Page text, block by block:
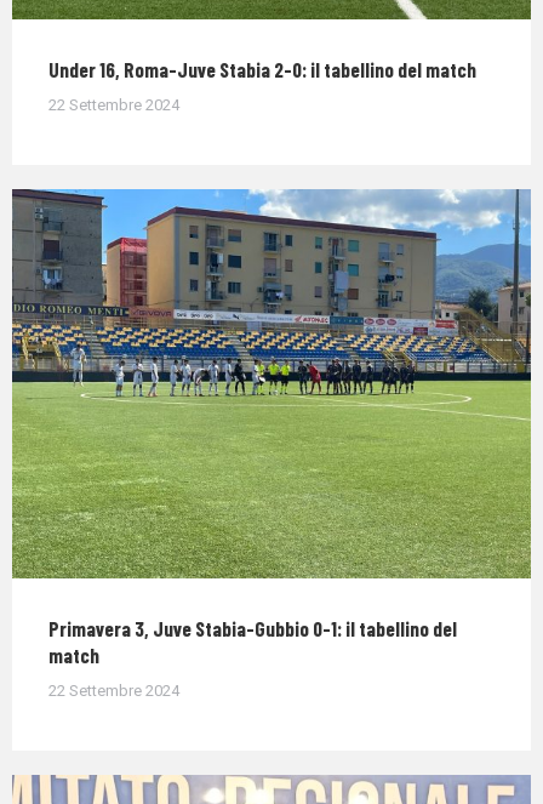
Under 16, Roma-Juve Stabia 2-0: il tabellino del match
22 Settembre 2024
Primavera 3, Juve Stabia-Gubbio 0-1: il tabellino del
match
22 Settembre 2024